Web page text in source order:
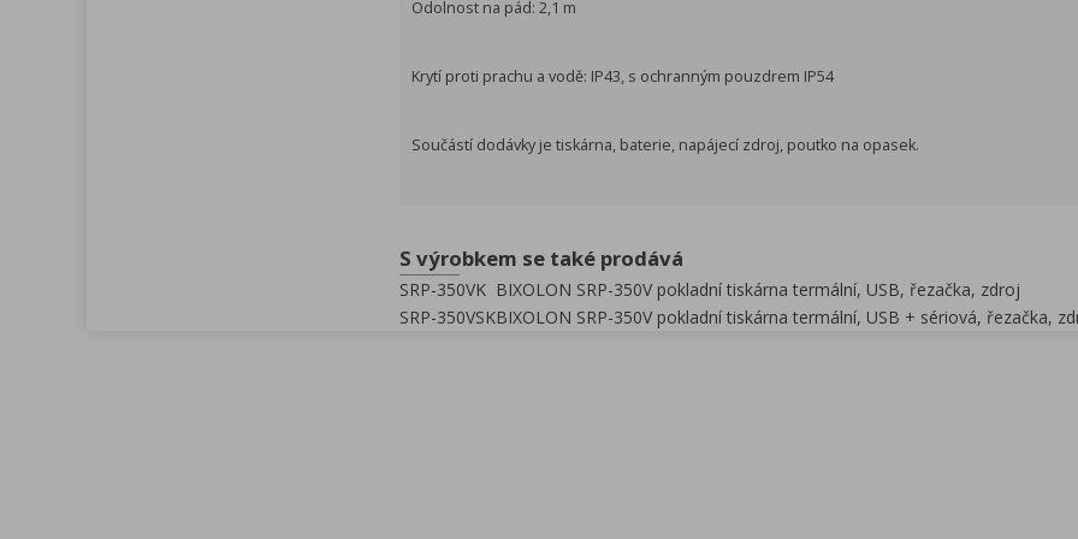
Odolnost na pád: 2,1 m
Krytí proti prachu a vodě: IP43, s ochranným pouzdrem IP54
Součástí dodávky je tiskárna, baterie, napájecí zdroj, poutko na opasek.
S výrobkem se také prodává
SRP-350VK BIXOLON SRP-350V pokladní tiskárna termální, USB, řezačka, zdroj
SRP-350VSKBIXOLON SRP-350V pokladní tiskárna termální, USB + sériová, řezačka,